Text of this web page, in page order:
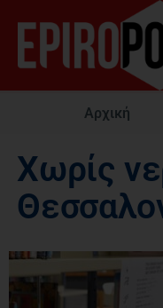
Αρχική
Χωρίς